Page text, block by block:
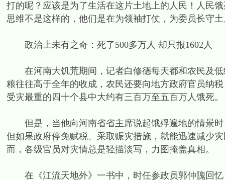
打的呢？应该是为了生活在这片土地上的人民！人民
思维不是这样的，他们是在为领袖打仗，为委员长守
政治上未有之奇：死了500多万人 却只报1602人
在河南大饥荒期间，记者白修德每天都和农民及低
粮往往高于全年的收成，农民还要向地方政府官员纳
受灾最重的四十个县中大约有三百万至五百万人饿死。
但是，当他向河南省省主席说起饿殍遍地的情景时
但如果政府停免赋税、采取赈灾措施，就能迅速减少
而，各级官员对灾情总是轻描淡写，力图掩盖真相。
在《江流天地外》一书中，时任参政员郭仲隗回忆